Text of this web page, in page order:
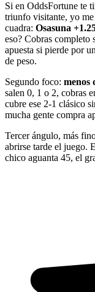
Si en OddsFortune te
triunfo visitante, yo
cuadra: Osasuna
eso? Cobras completo
apuesta si pierde por
de peso.
Segundo foco: menos
salen 0, 1 o 2, cobras
cubre ese 2-1 clásico
mucha gente compra
Tercer ángulo, más
abrirse tarde el juego.
chico aguanta 45, el